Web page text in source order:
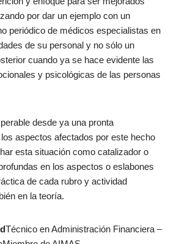
por dar un ejemplo con un
periódico de médicos especialistas en
de su personal y no sólo un
cuando ya se hace evidente las
y psicológicas de las personas
desde ya una pronta
aspectos afectados por este hecho
esta situación como catalizador o
en los aspectos o eslabones
de cada rubro y actividad
en la teoría.
Técnico en Administración Financiera –